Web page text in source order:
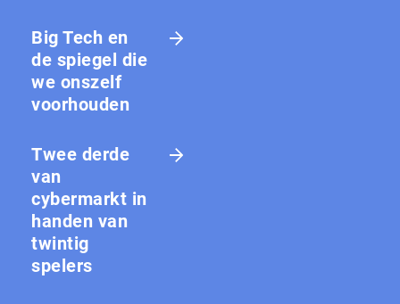
Big Tech en
de spiegel die
we onszelf
voorhouden
Twee derde
van
cybermarkt in
handen van
twintig
spelers